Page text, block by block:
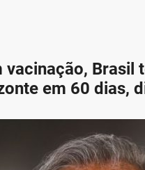
vacinação, Brasil
em 60 dias,